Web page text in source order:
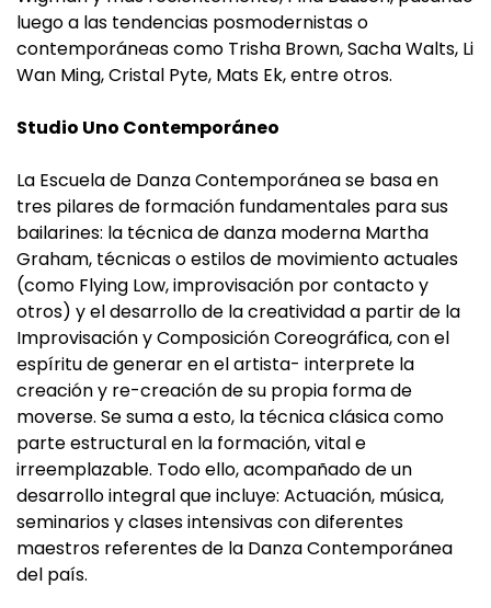
luego a las tendencias posmodernistas o
contemporáneas como Trisha Brown, Sacha Walts, Li
Wan Ming, Cristal Pyte, Mats Ek, entre otros.
Studio Uno Contemporáneo
La Escuela de Danza Contemporánea se basa en
tres pilares de formación fundamentales para sus
bailarines: la técnica de danza moderna Martha
Graham, técnicas o estilos de movimiento actuales
(como Flying Low, improvisación por contacto y
otros) y el desarrollo de la creatividad a partir de la
Improvisación y Composición Coreográfica, con el
espíritu de generar en el artista- interprete la
creación y re-creación de su propia forma de
moverse. Se suma a esto, la técnica clásica como
parte estructural en la formación, vital e
irreemplazable. Todo ello, acompañado de un
desarrollo integral que incluye: Actuación, música,
seminarios y clases intensivas con diferentes
maestros referentes de la Danza Contemporánea
del país.